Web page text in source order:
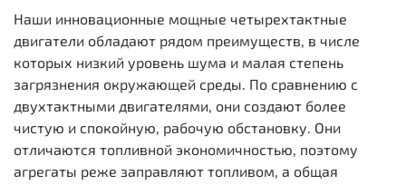
Наши инновационные мощные четырехтактные
двигатели обладают рядом преимуществ, в числе
которых низкий уровень шума и малая степень
загрязнения окружающей среды. По сравнению с
двухтактными двигателями, они создают более
чистую и спокойную, рабочую обстановку. Они
отличаются топливной экономичностью, поэтому
агрегаты реже заправляют топливом, а общая